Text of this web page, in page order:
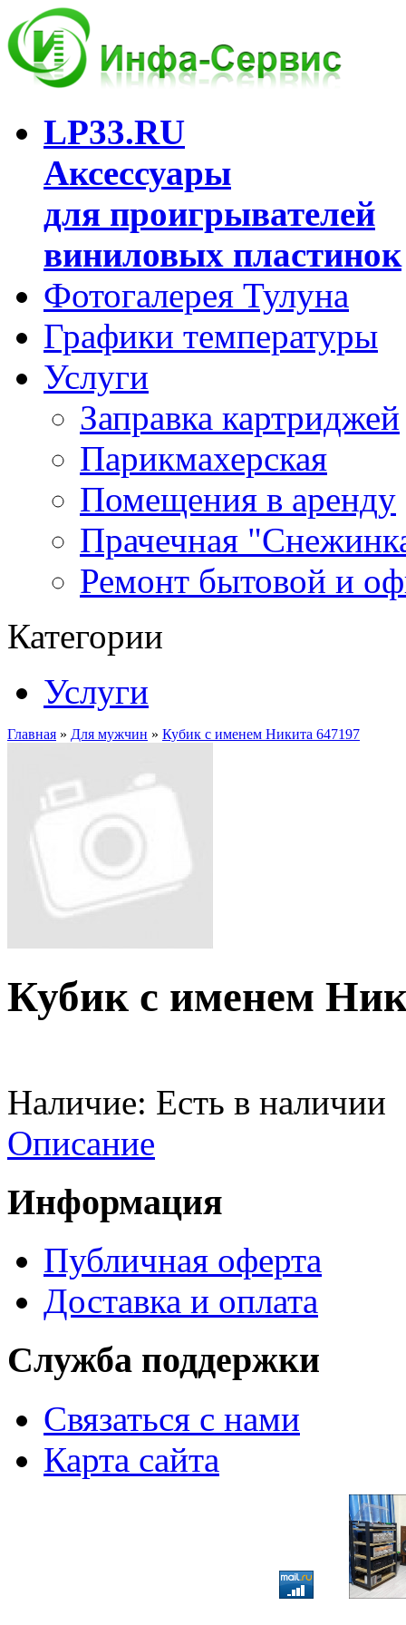
LP33.RU
Аксессуары
для проигрывателей
виниловых пластинок
Фотогалерея Тулуна
Графики температуры
Услуги
Заправка картриджей
Парикмахерская
Помещения в аренду
Прачечная
Ремонт бытовой и
Категории
Услуги
Главная » Для мужчин » Кубик с именем Никита 647197
Кубик с именем
Наличие: Есть в наличии
Описание
Информация
Публичная оферта
Доставка и оплата
Служба поддержки
Связаться с нами
Карта сайта